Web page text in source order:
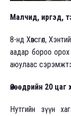
Малчид, иргэд,
8-нд Хөвсгөл,
аадар бороо орох
аюулаас
Өнөөдрийн 20
Нутгийн зүүн